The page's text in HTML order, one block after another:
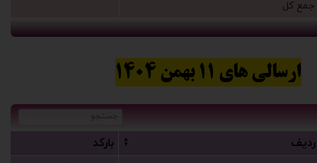
‫جمع کل‬‏
ردیف بارکد
ارسالی های 11 بهمن 1404